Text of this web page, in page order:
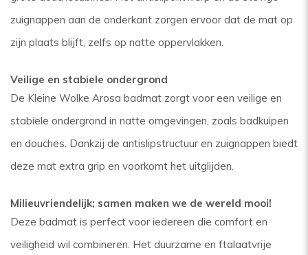
zuignappen aan de onderkant zorgen ervoor dat de mat op
zijn plaats blijft, zelfs op natte oppervlakken.
Veilige en stabiele ondergrond
De Kleine Wolke Arosa badmat zorgt voor een veilige en
stabiele ondergrond in natte omgevingen, zoals badkuipen
en douches. Dankzij de antislipstructuur en zuignappen biedt
deze mat extra grip en voorkomt het uitglijden.
Milieuvriendelijk; samen maken we de wereld mooi!
Deze badmat is perfect voor iedereen die comfort en
veiligheid wil combineren. Het duurzame en ftalaatvrije